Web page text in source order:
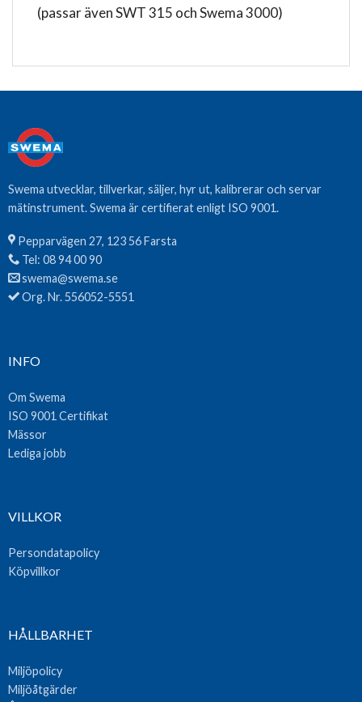
(passar även SWT 315 och Swema 3000)
Swema utvecklar, tillverkar, säljer, hyr ut, kalibrerar och servar
mätinstrument. Swema är certifierat enligt ISO 9001.
Pepparvägen 27, 123 56 Farsta
Tel: 08 94 00 90
swema@swema.se
Org. Nr. 556052-5551
INFO
Om Swema
ISO 9001 Certifikat
Mässor
Lediga jobb
VILLKOR
Persondatapolicy
Köpvillkor
HÅLLBARHET
Miljöpolicy
Miljöåtgärder